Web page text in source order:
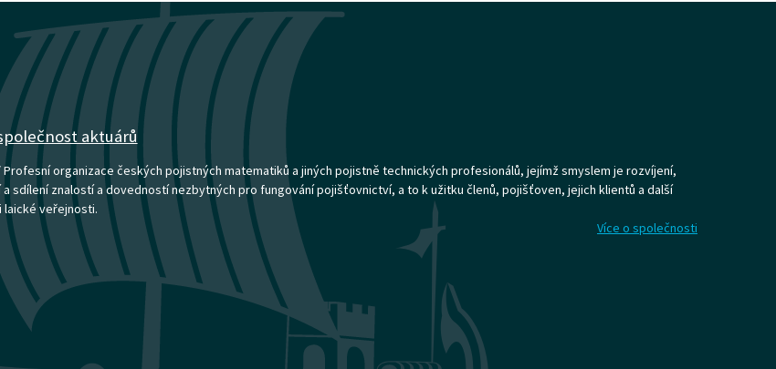
aktuárů
Profesní organizace českých pojistných matematiků a jiných pojistně technických profesionálů, jejímž smyslem je rozvíjení,
a sdílení znalostí a dovedností nezbytných pro fungování pojišťovnictví, a to k užitku členů, pojišťoven, jejich klientů a další
laické veřejnosti.
Více o společnosti